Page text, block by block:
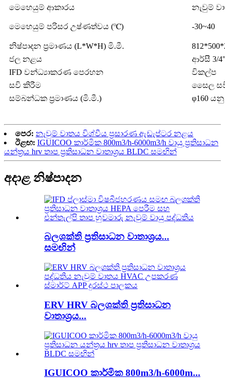
මෙහෙයුම් ආකාරය
නැවුම්
මෙහෙයුම් පරිසර උෂ්ණත්වය (℃) -30~40
නිෂ්පාදන ප්‍රමාණය (L*W*H) මි.මී.
ජල නළය
ආර්සී 3/
IFD වන්ධ්‍යාකරණ පෙරහන
විකල්ප
සවි කිරීම
සෛල
සම්බන්ධක ප්‍රමාණය (මි.මී.)
φ160
පෙර: නැවුම් වාතය විශ්වීය ප්‍රසාරණ ඇඩැප්ටර නළය
ඊළඟ: IGUICOO කාර්මික 800m3/h-6000m3/h වායු ප්‍රතිසාධන
යන්ත්‍රය hrv තාප ප්‍රතිසාධන වාතාශ්‍රය BLDC සමඟින්
අදාළ නිෂ්පාදන
බලශක්ති ප්‍රතිසාධන වාතාශ්‍රය...
සමඟින්
ERV HRV බලශක්ති ප්‍රතිසාධන
වාතාශ්‍රය...
IGUICOO කාර්මික 800m3/h-6000m...